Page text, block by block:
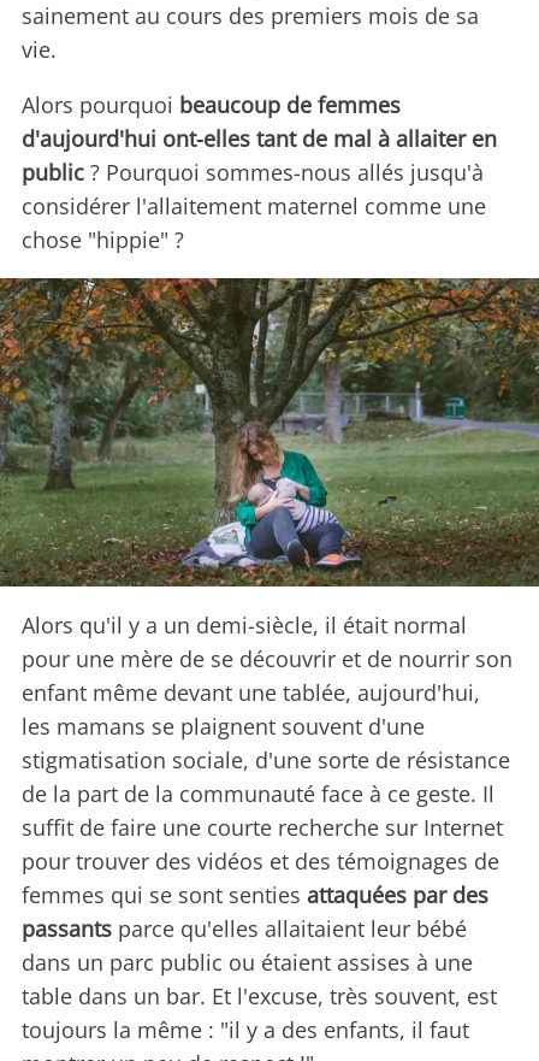
sainement au cours des premiers mois de sa
vie.
Alors pourquoi beaucoup de femmes
d'aujourd'hui ont-elles tant de mal à allaiter en
public ? Pourquoi sommes-nous allés jusqu'à
considérer l'allaitement maternel comme une
chose "hippie" ?
Alors qu'il y a un demi-siècle, il était normal
pour une mère de se découvrir et de nourrir son
enfant même devant une tablée, aujourd'hui,
les mamans se plaignent souvent d'une
stigmatisation sociale, d'une sorte de résistance
de la part de la communauté face à ce geste. Il
suffit de faire une courte recherche sur Internet
pour trouver des vidéos et des témoignages de
femmes qui se sont senties attaquées par des
passants parce qu'elles allaitaient leur bébé
dans un parc public ou étaient assises à une
table dans un bar. Et l'excuse, très souvent, est
toujours la même : "il y a des enfants, il faut